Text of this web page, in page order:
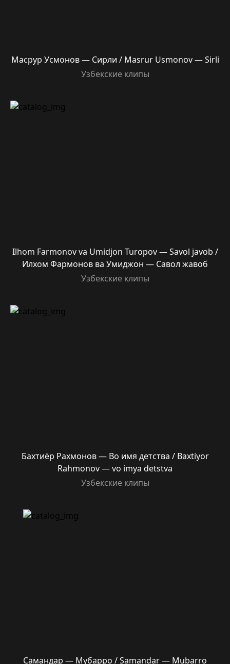
Масрур Усмонов — Сирли / Masrur Usmonov — Sirli
Узбекские клипы
Ilhom Farmonov va Umidjon Turopov — Savol javob /
Илхом Фармонов ва Умиджон — Савол жавоб
Узбекские клипы
Бахтиёр Рахмонов — Во имя детства / Baxtiyor
Rahmonov — vo imya detstva
Узбекские клипы
Самандар — Мубарро / Samandar — Mubarro